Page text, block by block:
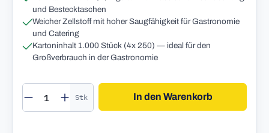
und Bestecktaschen
Weicher Zellstoff mit hoher Saugfähigkeit für Gastronomie
und Catering
Kartoninhalt 1.000 Stück (4x 250) — ideal für den
Großverbrauch in der Gastronomie
Produkt Anzahl: Gib den gewünschten
Stk In den Warenkorb